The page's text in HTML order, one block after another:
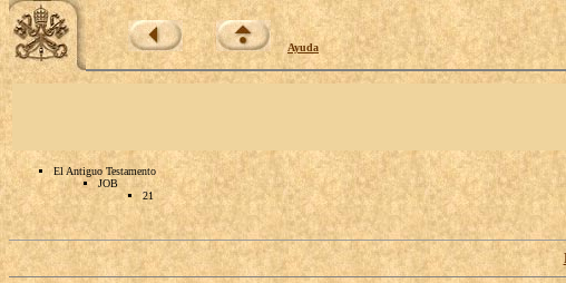
Ayuda
El Antiguo Testamento
JOB
21